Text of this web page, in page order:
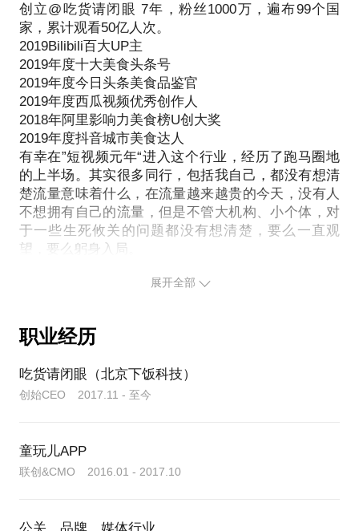
2. 内容框架（基于1配置出你的内容锦囊2-3个，帮助
你高效、持久的产出内容）
3. 平台策略（基于你的诉求，选出1个主力平台——
对你没听错，这世界不只有抖音——深度耕耘，力求
快速突破）
4. 商业模式避坑
不是每个人都可以成为IP，但是想做到100万粉丝，并
创立@吃货请闭眼 7年，粉丝1000万，遍布99个国
家，累计观看50亿人次。
2019Bilibili百大UP主
2019年度十大美食头条号
2019年度今日头条美食品鉴官
2019年度西瓜视频优秀创作人
2018年阿里影响力美食榜U创大奖
2019年度抖音城市美食达人
有幸在”短视频元年“进入这个行业，经历了跑马圈地
的上半场。其实很多同行，包括我自己，都没有想清
楚流量意味着什么，在流量越来越贵的今天，没有人
不想拥有自己的流量，但是不管大机构、小个体，对
于一些生死攸关的问题都没有想清楚，要么一直观
望，要么躬身入局。
的问题，当你的竞品和对手都已经开干，你除了做
者认清行业现状、因地制宜的制定出大方向。这45分
其他案例
展开全部
职业经历
吃货请闭眼（北京下饭科技）
创始CEO 2017.11 - 至今
童玩儿APP
联创&CMO 2016.01 - 2017.10